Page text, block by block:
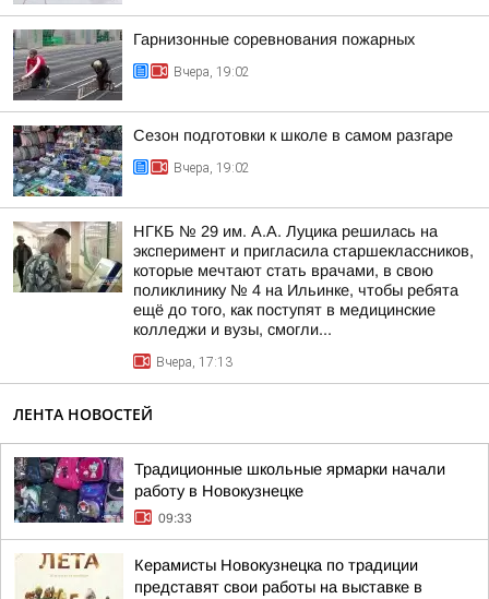
Гарнизонные соревнования пожарных
Вчера, 19:02
Сезон подготовки к школе в самом разгаре
Вчера, 19:02
НГКБ № 29 им. А.А. Луцика решилась на
эксперимент и пригласила старшеклассников,
которые мечтают стать врачами, в свою
поликлинику № 4 на Ильинке, чтобы ребята
ещё до того, как поступят в медицинские
колледжи и вузы, смогли...
Вчера, 17:13
ЛЕНТА НОВОСТЕЙ
Традиционные школьные ярмарки начали
работу в Новокузнецке
09:33
Керамисты Новокузнецка по традиции
представят свои работы на выставке в